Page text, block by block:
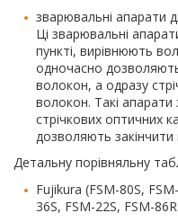
зварювальні апарати
Ці зварювальні
пункті, вирівнюють
одночасно
волокон, а одразу
волокон. Такі
стрічкових оптичних
дозволяють
Детальну порівняльну
Fujikura (FSM-80S,
36S, FSM-22S, FSM-